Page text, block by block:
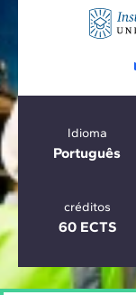
Idioma
Português
créditos
60 ECTS